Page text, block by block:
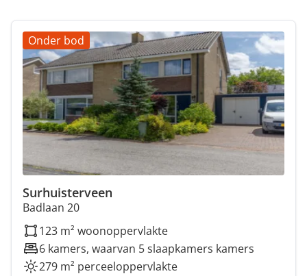
Onder bod
Surhuisterveen
Badlaan 20
123 m² woonoppervlakte
6 kamers, waarvan 5 slaapkamers kamers
279 m² perceeloppervlakte